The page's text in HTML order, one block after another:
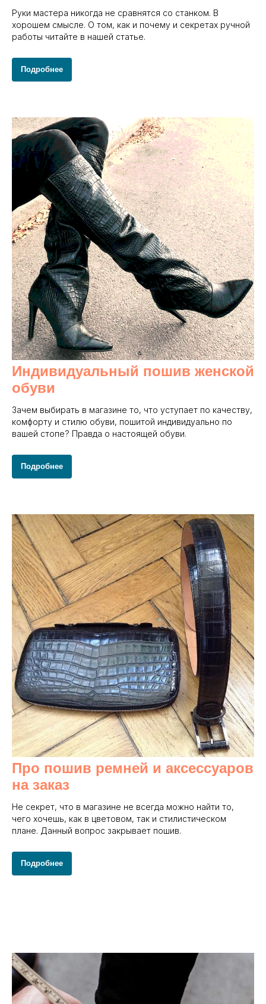
Руки мастера никогда не сравнятся со станком. В
хорошем смысле. О том, как и почему и секретах ручной
работы читайте в нашей статье.
Подробнее
Индивидуальный пошив женской
обуви
Зачем выбирать в магазине то, что уступает по качеству,
комфорту и стилю обуви, пошитой индивидуально по
вашей стопе? Правда о настоящей обуви.
Подробнее
Про пошив ремней и аксессуаров
на заказ
Не секрет, что в магазине не всегда можно найти то,
чего хочешь, как в цветовом, так и стилистическом
плане. Данный вопрос закрывает пошив.
Подробнее